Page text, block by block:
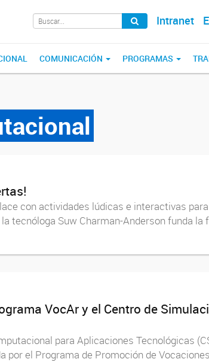
Intranet
COMUNICACIÓN PROGRAMAS
con actividades lúdicas e interactivas
tecnóloga Suw Charman-Anderson funda la
VocAr y el Centro de
para Aplicaciones Tecnológicas
por el Programa de Promoción de